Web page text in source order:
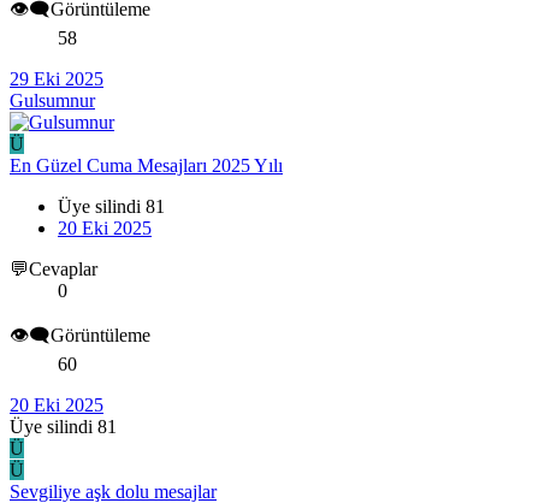
👁️‍🗨️Görüntüleme
58
29 Eki 2025
Gulsumnur
Ü
En Güzel Cuma Mesajları 2025 Yılı
Üye silindi 81
20 Eki 2025
💬Cevaplar
0
👁️‍🗨️Görüntüleme
60
20 Eki 2025
Üye silindi 81
Ü
Ü
Sevgiliye aşk dolu mesajlar